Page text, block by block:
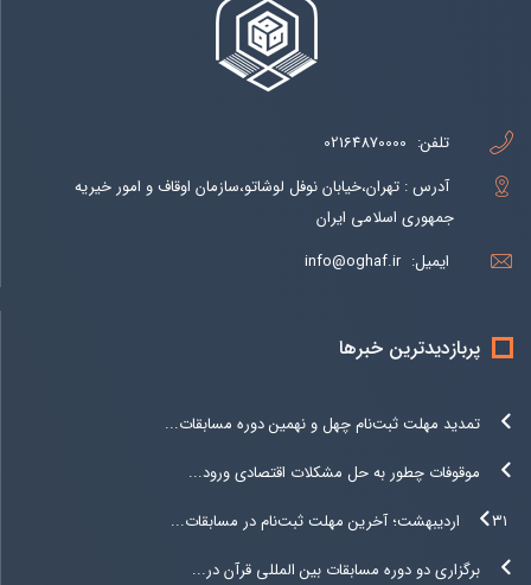
تلفن: 02164870000
آدرس : تهران،خیابان نوفل لوشاتو،سازمان اوقاف و امور خیریه
جمهوری اسلامی ایران
ایمیل: info@oghaf.ir
پربازدیدترین خبرها
تمدید مهلت ثبت‌نام چهل و نهمین دوره مسابقات...
موقوفات چطور به حل مشکلات اقتصادی ورود...
۳۱ اردیبهشت؛ آخرین مهلت ثبت‌نام در مسابقات...
برگزاری دو دوره مسابقات بین المللی قرآن در...